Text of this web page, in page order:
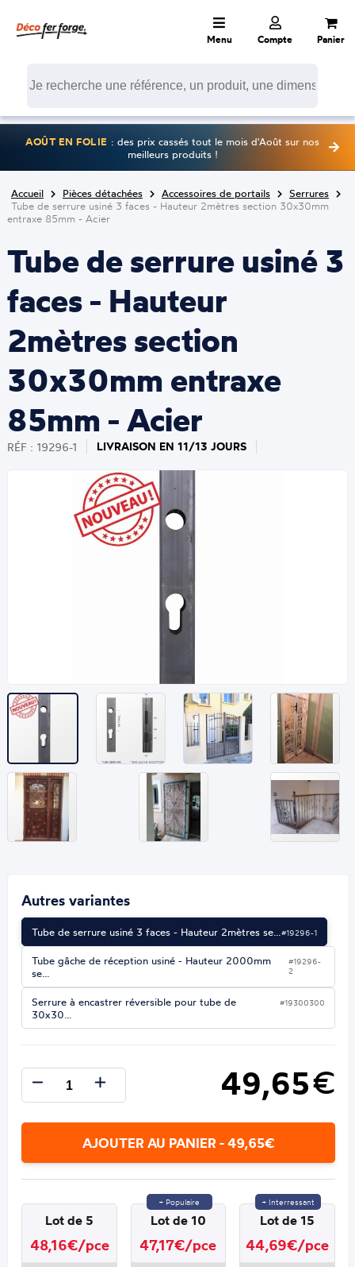
Menu Compte Panier
AOÛT EN FOLIE : des prix cassés tout le mois d'Août sur nos
meilleurs produits !
Accueil Pièces détachées Accessoires de portails
Serrures
Tube de serrure usiné 3 faces - Hauteur 2mètres section 30x30mm
entraxe 85mm - Acier
Tube de serrure usiné 3
faces - Hauteur
2mètres section
30x30mm entraxe
85mm - Acier
RÉF : 19296-1 LIVRAISON EN 11/13 JOURS
Autres variantes
Tube de serrure usiné 3 faces - Hauteur 2mètres se…#19296-1
Tube gâche de réception usiné - Hauteur 2000mm
se…
#19296-
2
Serrure à encastrer réversible pour tube de
30x30…
#19300300
49,65€
AJOUTER AU PANIER - 49,65€
Lot de 5
48,16€/pce
+ Populaire
Lot de 10
47,17€/pce
+ Interressant
Lot de 15
44,69€/pce